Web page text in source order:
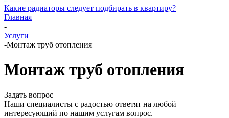
Какие радиаторы следует подбирать в квартиру?
Главная
-
Услуги
-Монтаж труб отопления
Монтаж труб отопления
Задать вопрос
Наши специалисты с радостью ответят на любой
интересующий по нашим услугам вопрос.